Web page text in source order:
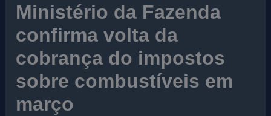
Ministério da Fazenda
confirma volta da
cobrança do impostos
sobre combustíveis em
março